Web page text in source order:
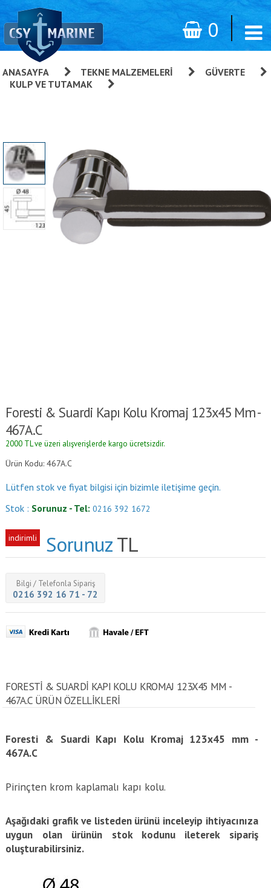
0
ANASAYFA TEKNE MALZEMELERI
GÜVERTE
KULP VE TUTAMAK
Foresti & Suardi Kapı Kolu Kromaj 123x45 Mm -
467A.C
2000 TL ve üzeri alışverişlerde kargo ücretsizdir.
Ürün Kodu: 467A.C
Lütfen stok ve fiyat bilgisi için bizimle iletişime geçin.
Stok : Sorunuz - Tel:0216 392 1672
indirimli SorunuzTL
Bilgi / Telefonla Sipariş
0216 392 16 71 - 72
FORESTI & SUARDI KAPI KOLU KROMAJ 123X45 MM -
467A.C ÜRÜN ÖZELLİKLERİ
Foresti & Suardi Kapı Kolu Kromaj 123x45 mm -
467A.C
Pirinçten krom kaplamalı kapı kolu.
Aşağıdaki grafik ve listeden ürünü inceleyip ihtiyacınıza
uygun olan ürünün stok kodunu ileterek sipariş
oluşturabilirsiniz.